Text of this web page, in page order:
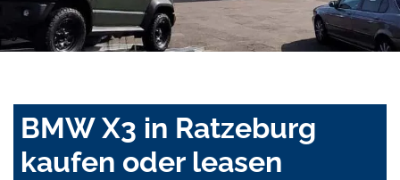
BMW X3 in Ratzeburg
kaufen oder leasen